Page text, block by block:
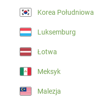
Korea Południowa
Luksemburg
Łotwa
Meksyk
Malezja